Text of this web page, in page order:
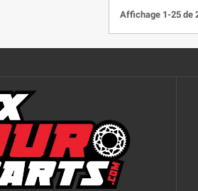
Affichage 1-25 de